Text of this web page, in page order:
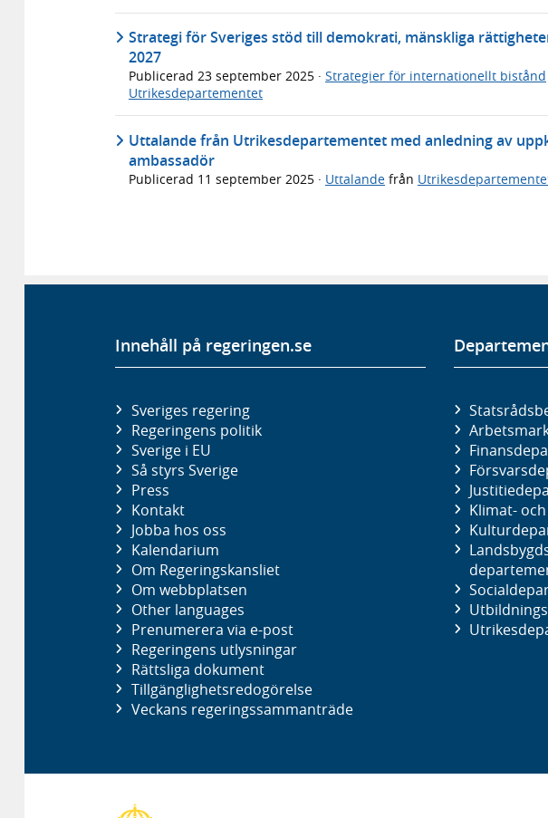
Strategi för Sveriges stöd till demokrati, mänskliga
2027
Publicerad 23 september 2025 · Strategier för internationellt bistånd
Utrikesdepartementet
Uttalande från Utrikesdepartementet med anledning av
ambassadör
Publicerad 11 september 2025 · Uttalande från
Innehåll på regeringen.se
Sveriges regering
Regeringens politik
Sverige i EU
Så styrs Sverige
Press
Kontakt
Jobba hos oss
Kalendarium
Om Regeringskansliet
Om webbplatsen
Other languages
Prenumerera via e-post
Regeringens utlysningar
Rättsliga dokument
Tillgänglighetsredogörelse
Veckans regeringssammanträde
Klimat-